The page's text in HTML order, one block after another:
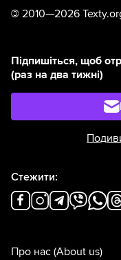
© 2010—2026
Підпишіться, щоб
(раз на два тижні)
Стежити:
Про нас (About us)